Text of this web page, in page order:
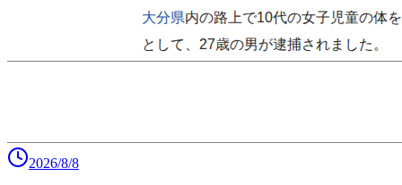
2026/8/8